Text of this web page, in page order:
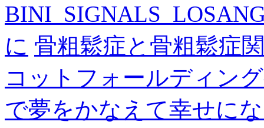
に 骨粗鬆症と骨粗鬆症
コットフォールディン
で夢をかなえて幸せに